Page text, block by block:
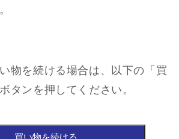
物を続ける場合は、以下の「買
タンを押してください。